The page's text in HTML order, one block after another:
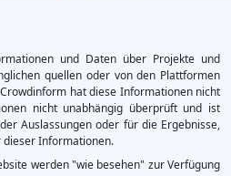
und Daten über Projekte und
quellen oder von den Plattformen
hat diese Informationen nicht
nicht unabhängig überprüft und ist
Auslassungen oder für die Ergebnisse,
dieser Informationen.
werden "wie besehen" zur Verfügung